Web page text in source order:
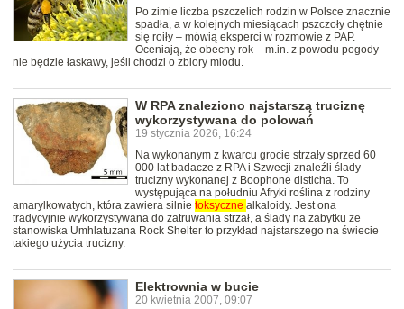
Po zimie liczba pszczelich rodzin w Polsce znacznie
spadła, a w kolejnych miesiącach pszczoły chętnie
się roiły – mówią eksperci w rozmowie z PAP.
Oceniają, że obecny rok – m.in. z powodu pogody –
nie będzie łaskawy, jeśli chodzi o zbiory miodu.
W RPA znaleziono najstarszą truciznę
wykorzystywana do polowań
19 stycznia 2026, 16:24
Na wykonanym z kwarcu grocie strzały sprzed 60
000 lat badacze z RPA i Szwecji znaleźli ślady
trucizny wykonanej z Boophone disticha. To
występująca na południu Afryki roślina z rodziny
amarylkowatych, która zawiera silnie toksyczne alkaloidy. Jest ona
tradycyjnie wykorzystywana do zatruwania strzał, a ślady na zabytku ze
stanowiska Umhlatuzana Rock Shelter to przykład najstarszego na świecie
takiego użycia trucizny.
Elektrownia w bucie
20 kwietnia 2007, 09:07